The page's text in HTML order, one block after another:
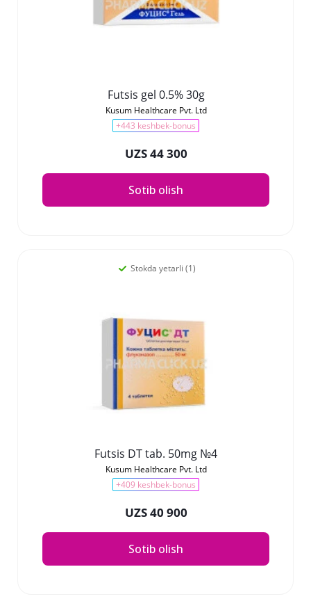
Futsis gel 0.5% 30g
Kusum Healthcare Pvt. Ltd
+443 keshbek-bonus
UZS 44 300
Sotib olish
Stokda yetarli (1)
Futsis DT tab. 50mg №4
Kusum Healthcare Pvt. Ltd
+409 keshbek-bonus
UZS 40 900
Sotib olish